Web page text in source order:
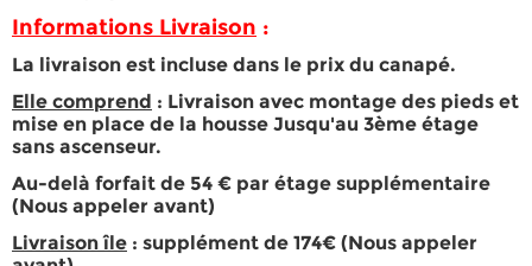
Informations Livraison :
La livraison est incluse dans le prix du canapé.
Elle comprend : Livraison avec montage des pieds et
mise en place de la housse Jusqu'au 3ème étage
sans ascenseur.
Au-delà forfait de 54 € par étage supplémentaire
(Nous appeler avant)
Livraison île : supplément de 174€ (Nous appeler